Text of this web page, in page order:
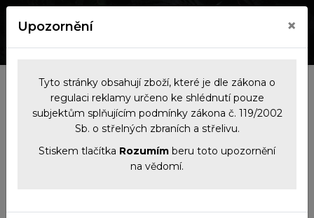
Kategorie
Noční
vidění
Termovizní
předsádky
Adaptér PSP
50mm pro TM 35
Upozornění ×
Tyto stránky obsahují zboží, které je dle zákona o
regulaci reklamy určeno ke shlédnutí pouze
subjektům splňujícím podmínky zákona č. 119/2002
Sb. o střelných zbraních a střelivu.
Stiskem tlačítka Rozumím beru toto upozornění
na vědomí.